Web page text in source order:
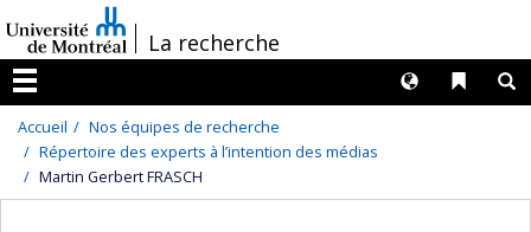
au
contenu
/La recherche
Menu
Liens
Langues
Accueil
Nos équipes de recherche
Répertoire des experts à l’intention des médias
Martin Gerbert FRASCH